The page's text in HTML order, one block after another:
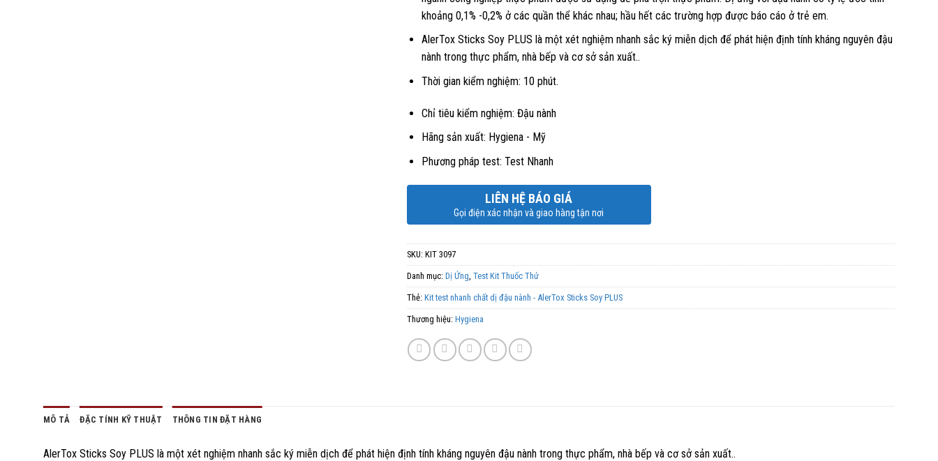
khoảng 0,1% -0,2% ở các quần thể khác nhau; hầu hết các trường hợp được báo cáo ở trẻ em.
AlerTox Sticks Soy PLUS là một xét nghiệm nhanh sắc ký miễn dịch để phát hiện định tính kháng nguyên đậu
nành trong thực phẩm, nhà bếp và cơ sở sản xuất..
Thời gian kiểm nghiệm: 10 phút.
Chỉ tiêu kiểm nghiệm: Đậu nành
Hãng sản xuất: Hygiena - Mỹ
Phương pháp test: Test Nhanh
LIÊN HỆ BÁO GIÁ
Gọi điện xác nhận và giao hàng tận nơi
SKU: KIT 3097
Danh mục: Dị Ứng Test Kit Thuốc Thử
Thẻ: Kit test nhanh chất dị đậu nành - AlerTox Sticks Soy PLUS
Thương hiệu: Hygiena
MÔ TẢ ĐẶC TÍNH KỸ THUẬT THÔNG TIN ĐẶT HÀNG
AlerTox Sticks Soy PLUS là một xét nghiệm nhanh sắc ký miễn dịch để phát hiện định tính kháng nguyên đậu nành trong thực phẩm, nhà bếp và cơ sở sản xuất..